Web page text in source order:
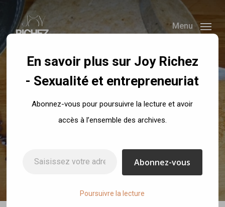
main
content
Menu
Recettes
Pâte à tarte sucrée
En savoir plus sur Joy Richez
- Sexualité et entrepreneuriat
Abonnez-vous pour poursuivre la lecture et avoir
accès à l’ensemble des archives.
Abonnez-vous
Poursuivre la lecture